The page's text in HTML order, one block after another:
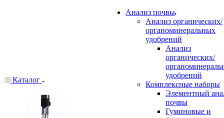
Каталог
Анализ почвы
Анализ органических/
органоминеральных
удобрений
Анализ
органических/
удобрений
Комплексные наборы
Элементный
почвы
Гуминовые и